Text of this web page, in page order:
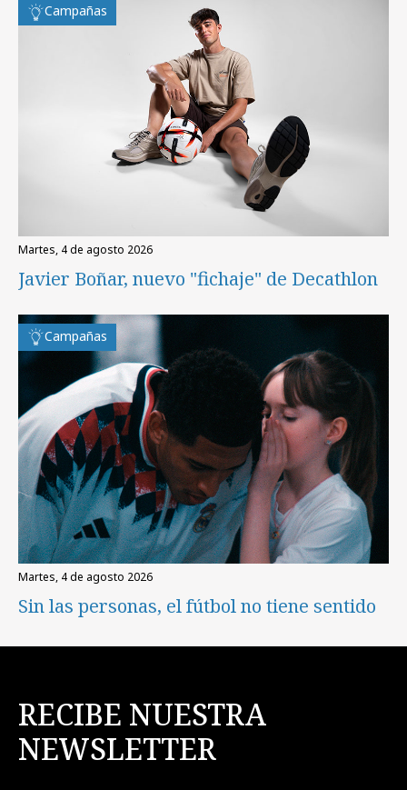
Campañas
martes, 4 de agosto 2026
Javier Boñar, nuevo "fichaje" de Decathlon
Campañas
martes, 4 de agosto 2026
Sin las personas, el fútbol no tiene sentido
RECIBE NUESTRA
NEWSLETTER